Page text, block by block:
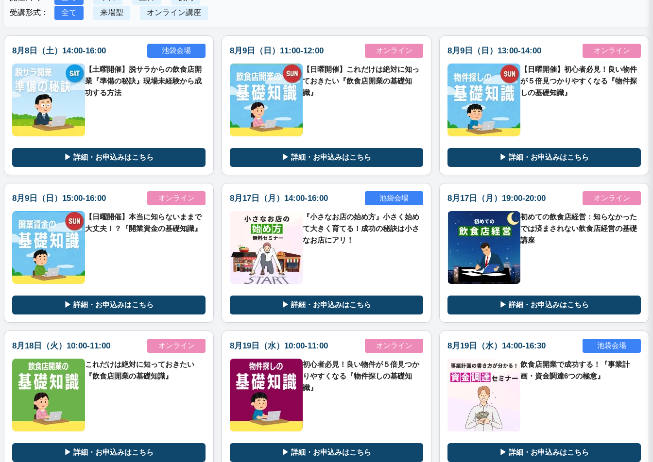
受講形式：
全て 来場型 オンライン講座
8月8日（土）14:00-16:00 池袋会場
【土曜開催】脱サラからの飲食店開
業『準備の秘訣』現場未経験から成
功する方法
▶ 詳細・お申込みはこちら
8月9日（日）11:00-12:00 オンライン
【日曜開催】これだけは絶対に知っ
ておきたい『飲食店開業の基礎知
識』
▶ 詳細・お申込みはこちら
8月9日（日）13:00-14:00 オンライン
【日曜開催】初心者必見！良い物件
が５倍見つかりやすくなる『物件探
しの基礎知識』
▶ 詳細・お申込みはこちら
8月9日（日）15:00-16:00 オンライン
【日曜開催】本当に知らないままで
大丈夫！？『開業資金の基礎知識』
▶ 詳細・お申込みはこちら
8月17日（月）14:00-16:00 池袋会場
『小さなお店の始め方』小さく始め
て大きく育てる！成功の秘訣は小さ
なお店にアリ！
▶ 詳細・お申込みはこちら
8月17日（月）19:00-20:00 オンライン
初めての飲食店経営：知らなかった
では済まされない飲食店経営の基礎
講座
▶ 詳細・お申込みはこちら
8月18日（火）10:00-11:00 オンライン
これだけは絶対に知っておきたい
『飲食店開業の基礎知識』
▶ 詳細・お申込みはこちら
8月19日（水）10:00-11:00 オンライン
初心者必見！良い物件が５倍見つか
りやすくなる『物件探しの基礎知
識』
▶ 詳細・お申込みはこちら
8月19日（水）14:00-16:30 池袋会場
飲食店開業で成功する！『事業計
画・資金調達6つの極意』
▶ 詳細・お申込みはこちら